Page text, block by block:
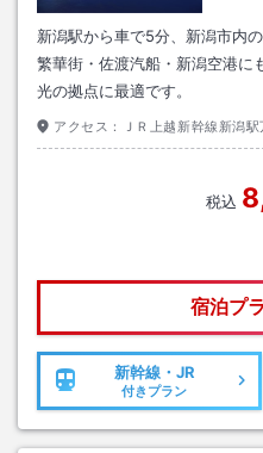
新潟駅から車で5分、新潟市内
繁華街・佐渡汽船・新潟空港に
光の拠点に最適です。
アクセス： ＪＲ上越新幹線新潟
税込
宿泊プ
新幹線・JR
付きプラン